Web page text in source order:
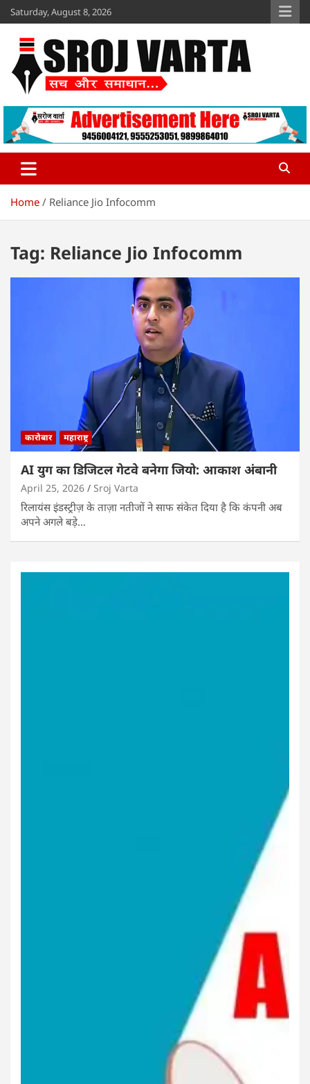
Skip
to
content
Saturday, August 8, 2026
Sroj Varta
www.srojvarta.in
Home Reliance Jio Infocomm
Tag: Reliance Jio Infocomm
कारोबार महाराष्ट्र
AI युग का डिजिटल गेटवे बनेगा जियो: आकाश अंबानी
April 25, 2026 Sroj Varta
रिलायंस इंडस्ट्रीज़ के ताज़ा नतीजों ने साफ संकेत दिया है कि कंपनी अब
अपने अगले बड़े…